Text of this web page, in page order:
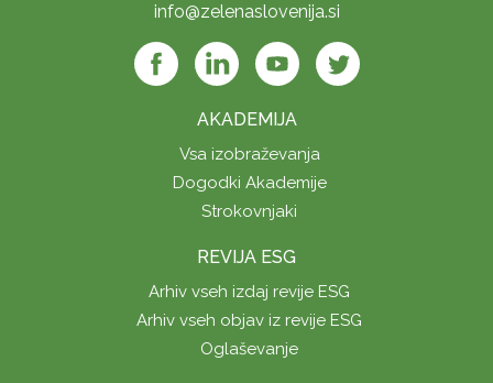
info@zelenaslovenija.si
AKADEMIJA
Vsa izobraževanja
Dogodki Akademije
Strokovnjaki
REVIJA ESG
Arhiv vseh izdaj revije ESG
Arhiv vseh objav iz revije ESG
Oglaševanje